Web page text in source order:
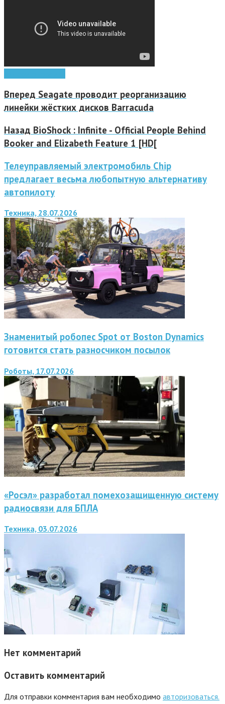
Вперед Seagate проводит реорганизацию
линейки жёстких дисков Barracuda
Назад BioShock : Infinite - Official People Behind
Booker and Elizabeth Feature 1 [HD[
Телеуправляемый электромобиль Chip
предлагает весьма любопытную альтернативу
автопилоту
Техника, 28.07.2026
Знаменитый робопес Spot от Boston Dynamics
готовится стать разносчиком посылок
Роботы, 17.07.2026
«Росэл» разработал помехозащищенную систему
радиосвязи для БПЛА
Техника, 03.07.2026
Нет комментарий
Оставить комментарий
Для отправки комментария вам необходимо авторизоваться.